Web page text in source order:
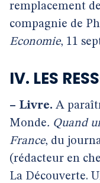
remplacement
compagnie de
Economie, 11
IV. LES
– Livre. A
Monde. Quand
France, du
(rédacteur en
La Découverte.